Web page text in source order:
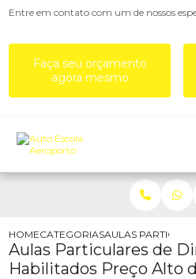
Entre em contato com um de nossos
Faça seu orçamento
agora mesmo
HOMECATEGORIASAULAS
Aulas Particulares de
Habilitados Preço Alto